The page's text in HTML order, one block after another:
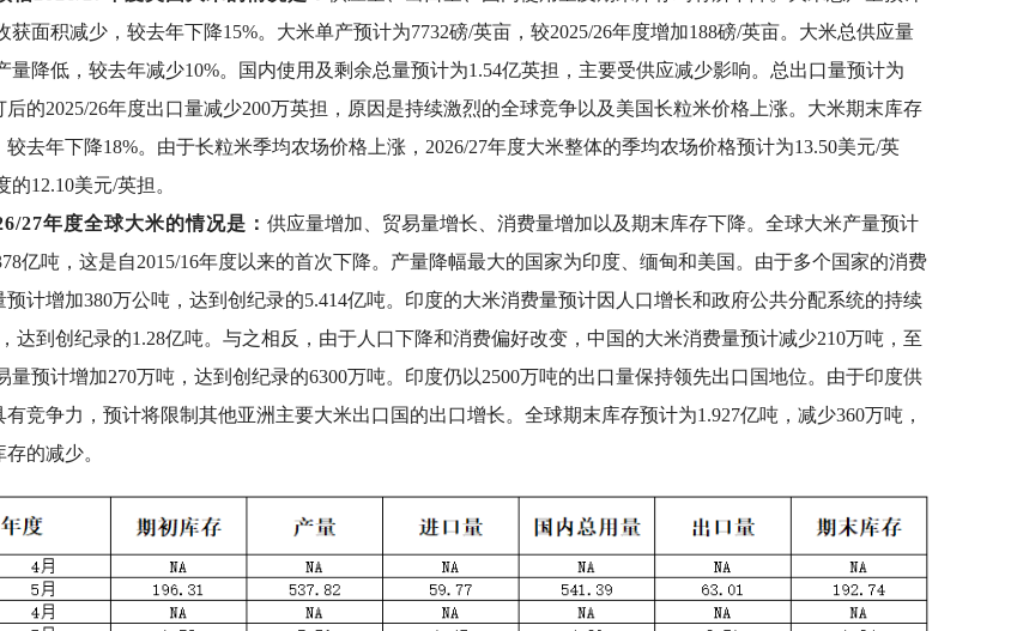
获面积减少，较去年下降15%。大米单产预计为7732磅/英亩，较2025/26年度增加188磅/英亩。大米总供应量
量降低，较去年减少10%。国内使用及剩余总量预计为1.54亿英担，主要受供应减少影响。总出口量预计为
后的2025/26年度出口量减少200万英担，原因是持续激烈的全球竞争以及美国长粒米价格上涨。大米期末库存
较去年下降18%。由于长粒米季均农场价格上涨，2026/27年度大米整体的季均农场价格预计为13.50美元/英
的12.10美元/英担。
27年度全球大米的情况是： 供应量增加、贸易量增长、消费量增加以及期末库存下降。全球大米产量预计
亿吨，这是自2015/16年度以来的首次下降。产量降幅最大的国家为印度、缅甸和美国。由于多个国家的消费
计增加380万公吨，达到创纪录的5.414亿吨。印度的大米消费量预计因人口增长和政府公共分配系统的持续
达到创纪录的1.28亿吨。与之相反，由于人口下降和消费偏好改变，中国的大米消费量预计减少210万吨，至
量预计增加270万吨，达到创纪录的6300万吨。印度仍以2500万吨的出口量保持领先出口国地位。由于印度供
竞争力，预计将限制其他亚洲主要大米出口国的出口增长。全球期末库存预计为1.927亿吨，减少360万吨，
的减少。